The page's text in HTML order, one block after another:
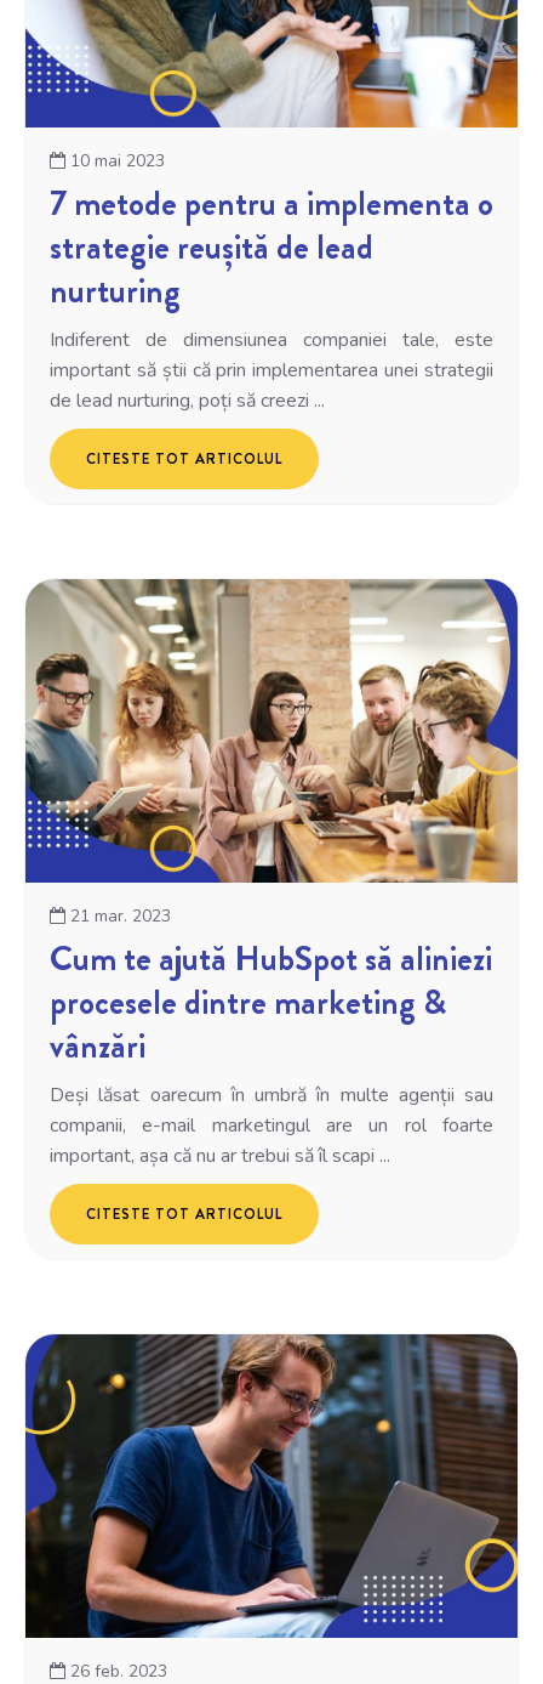
10 mai 2023
7 metode pentru a implementa o
strategie reușită de lead
nurturing
Indiferent de dimensiunea companiei tale, este
important să știi că prin implementarea unei strategii
de lead nurturing, poți să creezi ...
CITESTE TOT ARTICOLUL
21 mar. 2023
Cum te ajută HubSpot să aliniezi
procesele dintre marketing &
vânzări
Deși lăsat oarecum în umbră în multe agenții sau
companii, e-mail marketingul are un rol foarte
important, așa că nu ar trebui să îl scapi ...
CITESTE TOT ARTICOLUL
26 feb. 2023